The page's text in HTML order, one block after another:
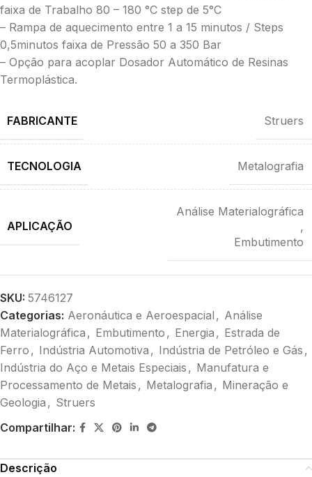
faixa de Trabalho 80 – 180 °C step de 5°C
– Rampa de aquecimento entre 1 a 15 minutos / Steps
0,5minutos faixa de Pressão 50 a 350 Bar
– Opção para acoplar Dosador Automático de Resinas
Termoplástica.
FABRICANTE Struers
TECNOLOGIA Metalografia
APLICAÇÃO
Análise Materialográfica
,
Embutimento
SKU: 5746127
Categorias: Aeronáutica e Aeroespacial , Análise
Materialográfica , Embutimento , Energia , Estrada de
Ferro , Indústria Automotiva , Indústria de Petróleo e Gás ,
Indústria do Aço e Metais Especiais , Manufatura e
Processamento de Metais , Metalografia , Mineração e
Geologia , Struers
Compartilhar:
Descrição